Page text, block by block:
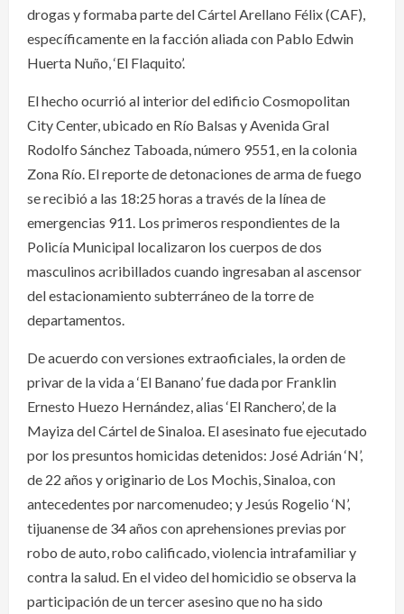
drogas y formaba parte del Cártel Arellano Félix (CAF),
específicamente en la facción aliada con Pablo Edwin
Huerta Nuño, ‘El Flaquito’.
El hecho ocurrió al interior del edificio Cosmopolitan
City Center, ubicado en Río Balsas y Avenida Gral
Rodolfo Sánchez Taboada, número 9551, en la colonia
Zona Río. El reporte de detonaciones de arma de fuego
se recibió a las 18:25 horas a través de la línea de
emergencias 911. Los primeros respondientes de la
Policía Municipal localizaron los cuerpos de dos
masculinos acribillados cuando ingresaban al ascensor
del estacionamiento subterráneo de la torre de
departamentos.
De acuerdo con versiones extraoficiales, la orden de
privar de la vida a ‘El Banano’ fue dada por Franklin
Ernesto Huezo Hernández, alias ‘El Ranchero’, de la
Mayiza del Cártel de Sinaloa. El asesinato fue ejecutado
por los presuntos homicidas detenidos: José Adrián ‘N’,
de 22 años y originario de Los Mochis, Sinaloa, con
antecedentes por narcomenudeo; y Jesús Rogelio ‘N’,
tijuanense de 34 años con aprehensiones previas por
robo de auto, robo calificado, violencia intrafamiliar y
contra la salud. En el video del homicidio se observa la
participación de un tercer asesino que no ha sido